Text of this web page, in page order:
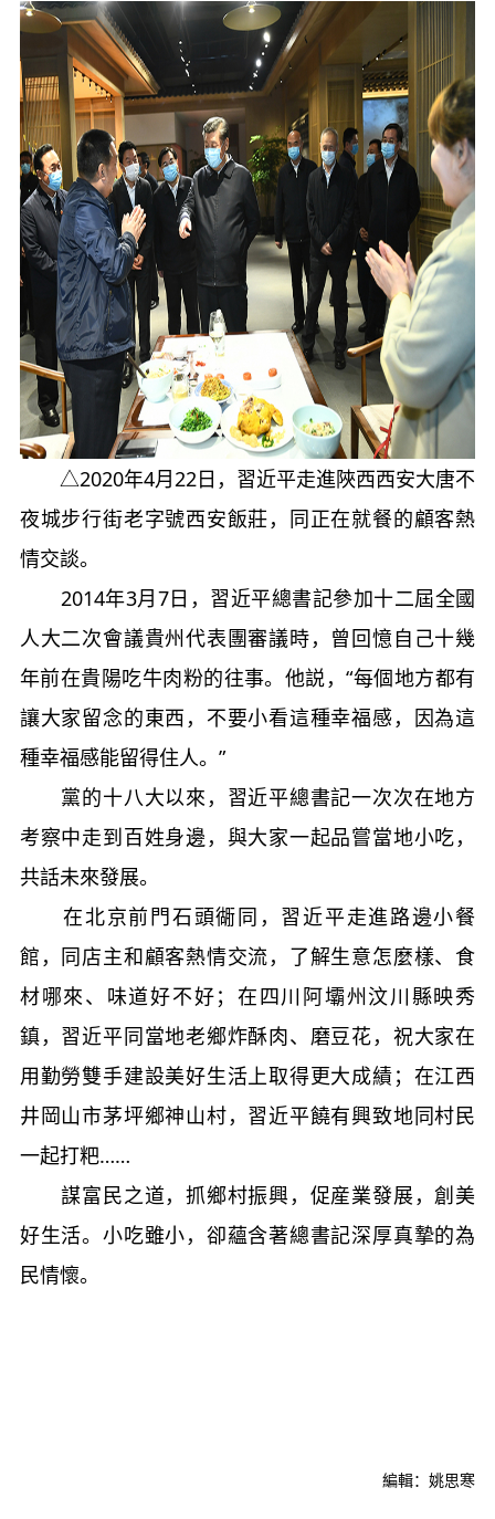
△2020年4月22日，習近平走進陜西西安大唐不
夜城步行街老字號西安飯莊，同正在就餐的顧客熱
情交談。
2014年3月7日，習近平總書記參加十二屆全國
人大二次會議貴州代表團審議時，曾回憶自己十幾
年前在貴陽吃牛肉粉的往事。他説，“每個地方都有
讓大家留念的東西，不要小看這種幸福感，因為這
種幸福感能留得住人。”
黨的十八大以來，習近平總書記一次次在地方
考察中走到百姓身邊，與大家一起品嘗當地小吃，
共話未來發展。
在北京前門石頭衚同，習近平走進路邊小餐
館，同店主和顧客熱情交流，了解生意怎麼樣、食
材哪來、味道好不好；在四川阿壩州汶川縣映秀
鎮，習近平同當地老鄉炸酥肉、磨豆花，祝大家在
用勤勞雙手建設美好生活上取得更大成績；在江西
井岡山市茅坪鄉神山村，習近平饒有興致地同村民
一起打粑……
謀富民之道，抓鄉村振興，促産業發展，創美
好生活。小吃雖小，卻蘊含著總書記深厚真摯的為
民情懷。
編輯：姚思寒